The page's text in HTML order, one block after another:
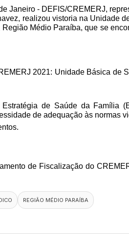
Janeiro - DEFIS/CREMERJ,
realizou vistoria na Unidade
Médio Paraíba, que se
2021: Unidade Básica de
de Saúde da Família
de adequação às normas
de Fiscalização do
REGIÃO MÉDIO PARAÍBA